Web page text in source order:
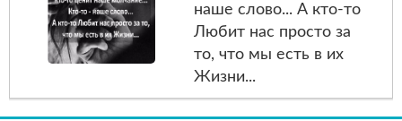
наше слово... А кто-то
Любит нас просто за
то, что мы есть в их
Жизни...